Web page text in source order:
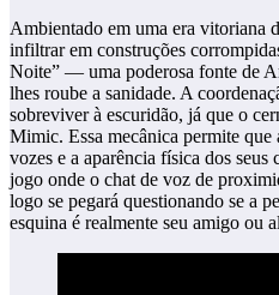
Ambientado em uma era vitoriana
infiltrar em construções
Noite” — uma poderosa fonte de
lhes roube a sanidade. A
sobreviver à escuridão, já que o
Mimic. Essa mecânica permite que
vozes e a aparência física dos
jogo onde o chat de voz de
logo se pegará questionando se a
esquina é realmente seu amigo